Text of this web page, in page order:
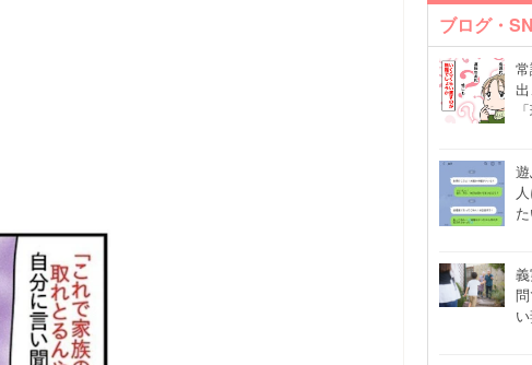
ブログ・